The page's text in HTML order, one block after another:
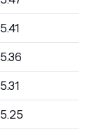
5.41
5.36
5.31
5.25